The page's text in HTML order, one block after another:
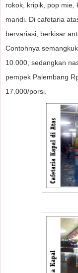
rokok, kripik, pop mie,
mandi. Di cafetaria
bervariasi, berkisar
Contohnya
10.000, sedangkan
pempek Palembang
17.000/porsi.